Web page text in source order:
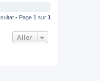
• Page 1 sur 1
Aller